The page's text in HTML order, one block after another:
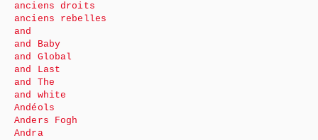
anciens droits
anciens rebelles
and
and Baby
and Global
and Last
and The
and white
Andéols
Anders Fogh
Andra